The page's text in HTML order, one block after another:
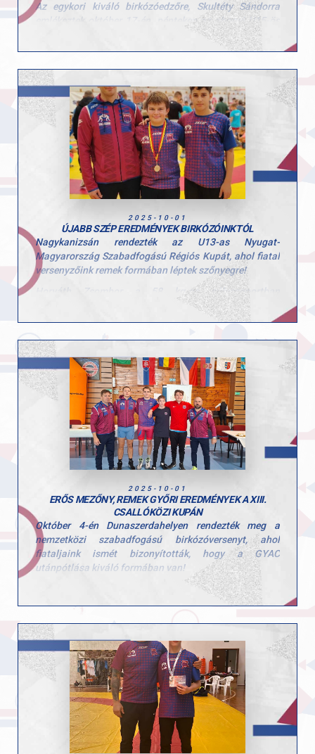
Az egykori kiváló birkózóedzőre, Skultéty Sándorra
emlékeztek október 17-én, pénteken az abonyi U15-ös
szabadfogású diákolimpiai bajnoki döntőn, ahol 138
birkózópalánta küzdött meg a diákolimpiai bajnoki
Kornél ismét remekelt és a legjobb formáját nyújtotta,
amihez szívből gratulálunk neki! Köszönjük a rengeteg
befektetett munkát mind Kornél, mind az edző kollégák
részéről!
2025-10-01
ÚJABB SZÉP EREDMÉNYEK BIRKÓZÓINKTÓL
Nagykanizsán rendezték az U13-as Nyugat-
Magyarország Szabadfogású Régiós Kupát, ahol fiatal
versenyzőink remek formában léptek szőnyegre!
Horváth Zsombor a 58 kg-os súlycsoportban
ezüstérmet szerzett, míg Kiss László (54 kg) is nagyot
harcolt a mezőnyben.
Gratulálunk a versenyzőknek és edzőiknek a kitartó
munkához és az elért eredményekhez!
2025-10-01
ERŐS MEZŐNY, REMEK GYŐRI EREDMÉNYEK A XIII.
CSALLÓKÖZI KUPÁN
Október 4-én Dunaszerdahelyen rendezték meg a
nemzetközi szabadfogású birkózóversenyt, ahol
fiataljaink ismét bizonyították, hogy a GYAC
utánpótlása kiváló formában van!
Kajdi Kornél (U15–52 kg) és Kis Imre (U17–92 kg)
aranyérmet szerzett, míg Végh Zsombi (U17–80 kg) is
helyen végzett, értékes pontokat gyűjtve a csapatnak.
Gratulálunk versenyzőinknek és edzőiknek a kitartó
munkához és szép eredményekhez!